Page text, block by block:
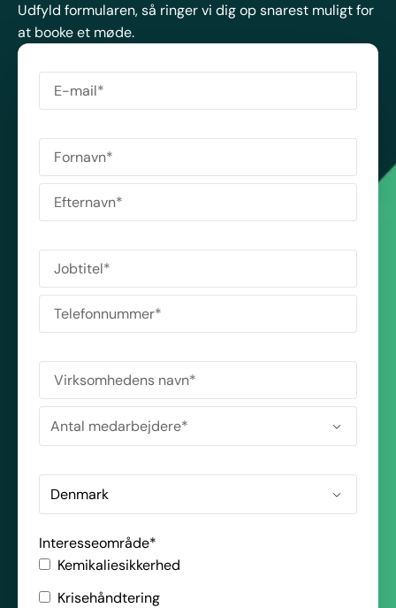
Udfyld formularen, så ringer vi dig op snarest muligt for
at booke et møde.
Interesseområde*
Kemikaliesikkerhed
Krisehåndtering